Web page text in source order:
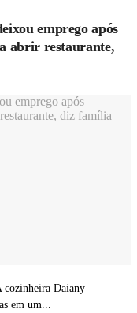
emprego após
abrir restaurante,
Daiany
em um...